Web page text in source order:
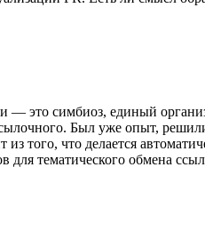
это симбиоз, единый
Был уже опыт,
того, что делается
для тематического обмена